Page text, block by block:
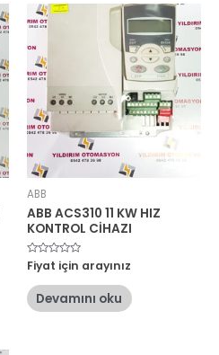
ABB
ABB ACS310 11 KW HIZ
KONTROL CİHAZI
5
üzerinden
oy
aldı
Fiyat için arayınız
Devamını oku